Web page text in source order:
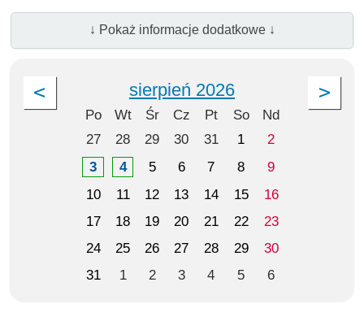
↓ Pokaż informacje dodatkowe ↓
sierpień 2026
Po Wt Śr Cz Pt So
Nd
27
28 29 30 31 1
2
3
4 5 6 7 8
9
10
11 12 13 14 15
16
17
18 19 20 21 22
23
24
25 26 27 28 29
30
31
1 2 3 4 5 6